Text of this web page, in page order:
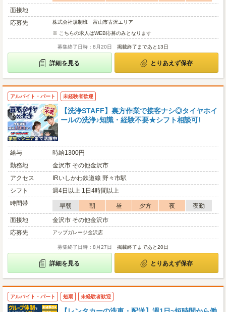
面接地
応募先
株式会社規制班 富山市古沢エリア
※ こちらの求人はWEB応募のみとなります
募集終了日時：8月20日 掲載終了まであと13日
詳細を見る とりあえず保存
アルバイト・パート 未経験者歓迎
【洗浄STAFF】裏方作業で接客ナシ◎タイヤホイ
ールの洗浄♪知識・経験不要★シフト相談可!
給与
時給1300円
勤務地
金沢市 その他金沢市
アクセス
IRいしかわ鉄道線 野々市駅
シフト
週4日以上 1日4時間以上
時間帯
早朝 朝 昼 夕方 夜
夜勤
面接地
金沢市 その他金沢市
応募先
アップガレージ金沢店
募集終了日時：8月27日 掲載終了まであと20日
詳細を見る とりあえず保存
アルバイト・パート 短期 未経験者歓迎